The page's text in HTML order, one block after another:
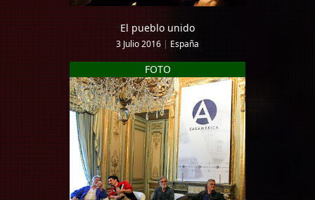
El pueblo unido
3 Julio 2016|España
FOTO